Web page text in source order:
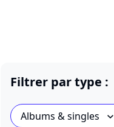
Filtrer par type :
Albums & singles chevron_bot